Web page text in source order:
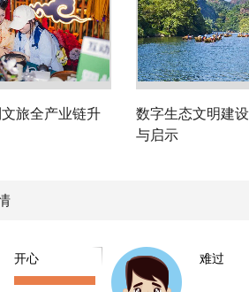
旅全产业链升
数字生态文明建
与启示
开心 难过